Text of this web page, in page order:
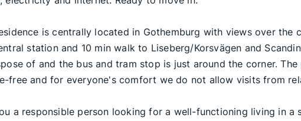
is centrally located in Gothemburg with views over the
station and 10 min walk to Liseberg/Korsvägen and
of and the bus and tram stop is just around the corner.
free and for everyone's comfort we do not allow visits from
a responsible person looking for a well-functioning living in a